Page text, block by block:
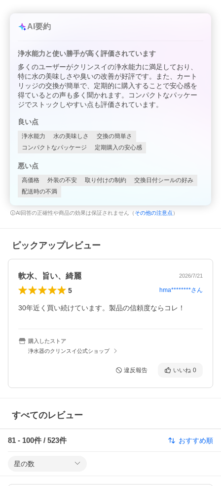
AI要約
浄水能力と使い勝手が高く評価されています
多くのユーザーがクリンスイの浄水能力に満足しており、
特に水の美味しさや臭いの改善が好評です。また、カート
リッジの交換が簡単で、定期的に購入することで安心感を
得ているとの声も多く聞かれます。コンパクトなパッケー
ジでストックしやすい点も評価されています。
良い点
浄水能力 水の美味しさ
交換の簡単さ
コンパクトなパッケージ
定期購入の安心感
悪い点
高価格 外装の不安 取り付けの制約
交換日付シールの好み
配送時の不満
AI回答の正確性や商品の効果は保証されません（ その他の注意点 ）
ピックアップレビュー
軟水、旨い、綺麗 2026/7/21
5 hma********さん
30年近く買い続けています。製品の信頼度ならコレ！
購入したストア
浄水器のクリンスイ公式ショップ
違反報告 いいね 0
すべてのレビュー
81 - 100件 / 523件 おすすめ順
星の数